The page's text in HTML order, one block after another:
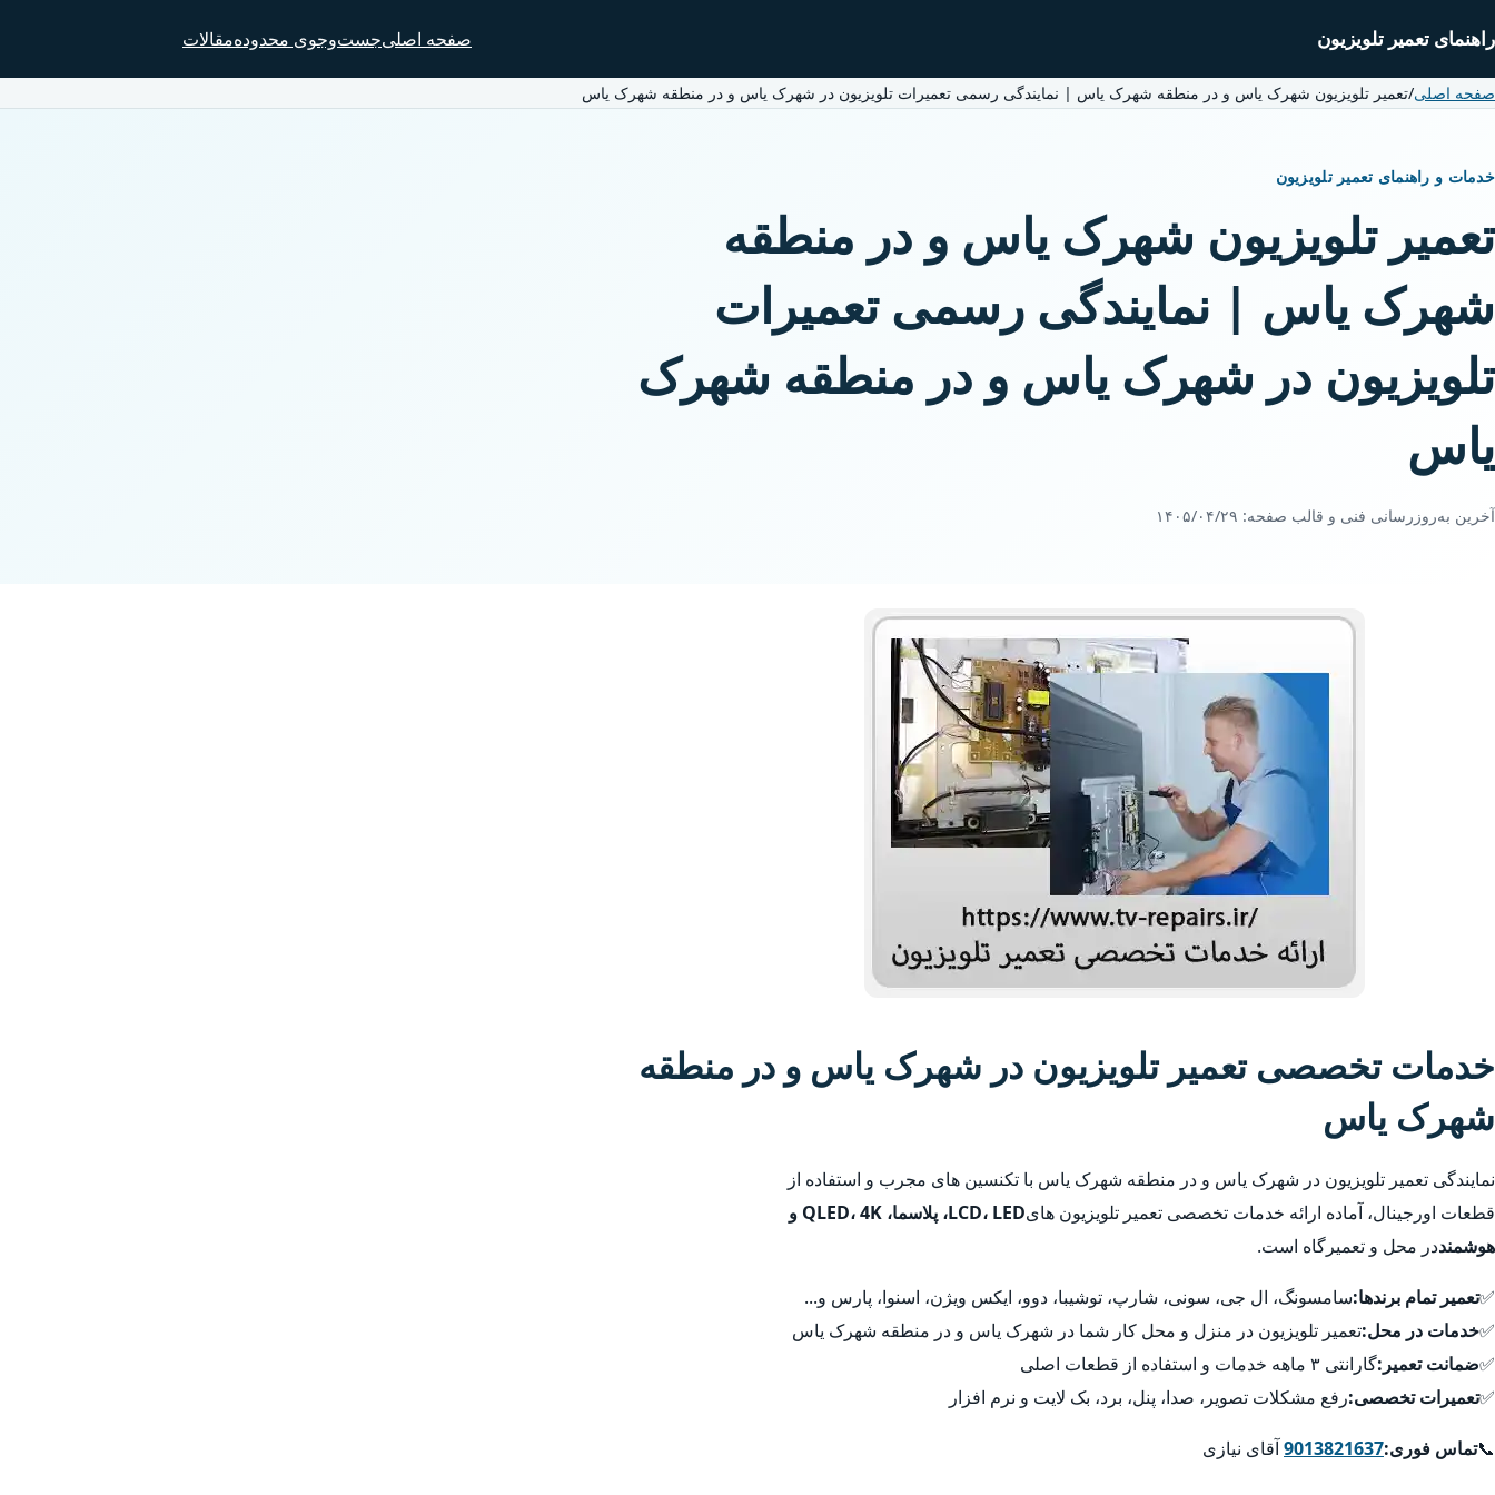
راهنمای تعمیر تلویزیون صفحه اصلیجست‌وجوی محدودهمقالات
صفحه اصلی/تعمیر تلویزیون شهرک یاس و در منطقه شهرک یاس | نمایندگی رسمی تعمیرات تلویزیون در شهرک یاس و در منطقه شهرک یاس
خدمات و راهنمای تعمیر تلویزیون
تعمیر تلویزیون شهرک یاس و در منطقه
شهرک یاس | نمایندگی رسمی تعمیرات
تلویزیون در شهرک یاس و در منطقه شهرک
یاس
آخرین به‌روزرسانی فنی و قالب صفحه: ۱۴۰۵/۰۴/۲۹
خدمات تخصصی تعمیر تلویزیون در شهرک یاس و در منطقه
شهرک یاس
نمایندگی تعمیر تلویزیون در شهرک یاس و در منطقه شهرک یاس با تکنسین های مجرب و استفاده از
قطعات اورجینال، آماده ارائه خدمات تخصصی تعمیر تلویزیون های
LCD، LED، پلاسما، QLED، 4K و
هوشمنددر محل و تعمیرگاه است.
✅تعمیر تمام برندها:سامسونگ، ال جی، سونی، شارپ، توشیبا، دوو، ایکس ویژن، اسنوا، پارس و...
✅خدمات در محل:تعمیر تلویزیون در منزل و محل کار شما در شهرک یاس و در منطقه شهرک یاس
✅ضمانت تعمیر:گارانتی ۳ ماهه خدمات و استفاده از قطعات اصلی
✅تعمیرات تخصصی:رفع مشکلات تصویر، صدا، پنل، برد، بک لایت و نرم افزار
📞تماس فوری:9013821637آقای نیازی